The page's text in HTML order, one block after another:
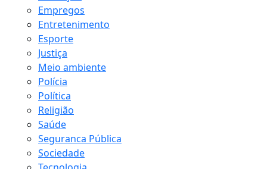
Empregos
Entretenimento
Esporte
Justiça
Meio ambiente
Polícia
Política
Religião
Saúde
Seguranca Pública
Sociedade